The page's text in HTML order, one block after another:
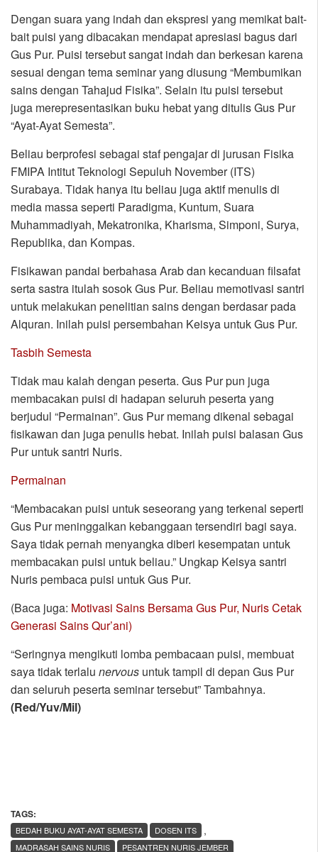
Dengan suara yang indah dan ekspresi yang memikat bait-
bait puisi yang dibacakan mendapat apresiasi bagus dari
Gus Pur. Puisi tersebut sangat indah dan berkesan karena
sesuai dengan tema seminar yang diusung “Membumikan
sains dengan Tahajud Fisika”. Selain itu puisi tersebut
juga merepresentasikan buku hebat yang ditulis Gus Pur
“Ayat-Ayat Semesta”.
Beliau berprofesi sebagai staf pengajar di jurusan Fisika
FMIPA Intitut Teknologi Sepuluh November (ITS)
Surabaya. Tidak hanya itu beliau juga aktif menulis di
media massa seperti Paradigma, Kuntum, Suara
Muhammadiyah, Mekatronika, Kharisma, Simponi, Surya,
Republika, dan Kompas.
Fisikawan pandai berbahasa Arab dan kecanduan filsafat
serta sastra itulah sosok Gus Pur. Beliau memotivasi santri
untuk melakukan penelitian sains dengan berdasar pada
Alquran. Inilah puisi persembahan Keisya untuk Gus Pur.
Tasbih Semesta
Tidak mau kalah dengan peserta. Gus Pur pun juga
membacakan puisi di hadapan seluruh peserta yang
berjudul “Permainan”. Gus Pur memang dikenal sebagai
fisikawan dan juga penulis hebat. Inilah puisi balasan Gus
Pur untuk santri Nuris.
Permainan
“Membacakan puisi untuk seseorang yang terkenal seperti
Gus Pur meninggalkan kebanggaan tersendiri bagi saya.
Saya tidak pernah menyangka diberi kesempatan untuk
membacakan puisi untuk beliau.” Ungkap Keisya santri
Nuris pembaca puisi untuk Gus Pur.
(Baca juga: Motivasi Sains Bersama Gus Pur, Nuris Cetak
Generasi Sains Qur’ani)
“Seringnya mengikuti lomba pembacaan puisi, membuat
saya tidak terlalu nervous untuk tampil di depan Gus Pur
dan seluruh peserta seminar tersebut” Tambahnya.
(Red/Yuv/Mil)
TAGS:
,
BEDAH BUKU AYAT-AYAT SEMESTA
DOSEN ITS
MADRASAH SAINS NURIS
PESANTREN NURIS JEMBER